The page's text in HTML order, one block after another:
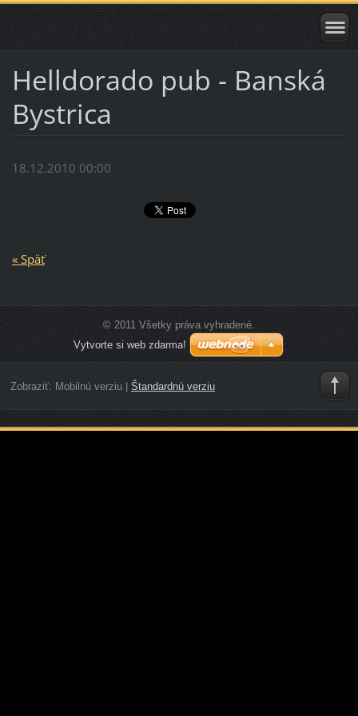
Helldorado pub - Banská
Bystrica
18.12.2010 00:00
« Späť
© 2011 Všetky práva vyhradené.
Vytvorte si web zdarma!
Zobraziť: Mobilnú verziu| Štandardnú verziu